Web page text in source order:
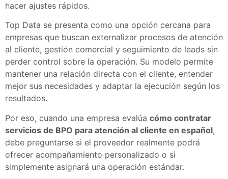
hacer ajustes rápidos.
Top Data se presenta como una opción cercana para
empresas que buscan externalizar procesos de atención
al cliente, gestión comercial y seguimiento de leads sin
perder control sobre la operación. Su modelo permite
mantener una relación directa con el cliente, entender
mejor sus necesidades y adaptar la ejecución según los
resultados.
Por eso, cuando una empresa evalúa cómo contratar
servicios de BPO para atención al cliente en español,
debe preguntarse si el proveedor realmente podrá
ofrecer acompañamiento personalizado o si
simplemente asignará una operación estándar.